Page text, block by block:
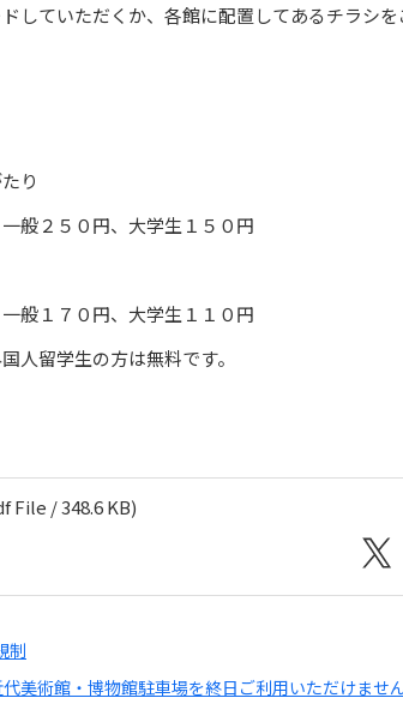
していただくか、各館に配置してあるチラシを
り
２５０円、大学生１５０円
１７０円、大学生１１０円
人留学生の方は無料です。
/ 348.6 KB)
制
代美術館・博物館駐車場を終日ご利用いただけま